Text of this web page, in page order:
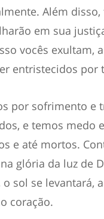
Além
em sua
vocês exultam,
entristecidos por
por sofrimento e
e temos medo
e até mortos.
glória da luz de
o sol se levantará,
coração.